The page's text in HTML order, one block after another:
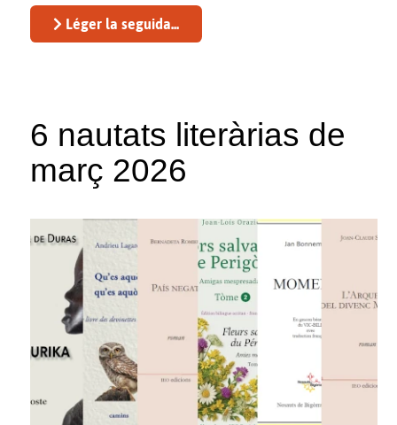
Léger la seguida...
6 nautats literàrias de
març 2026